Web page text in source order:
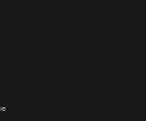
(external link)
(external link)
on Youtube (external